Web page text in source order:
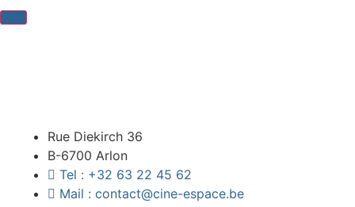
Rue Diekirch 36
B-6700 Arlon
Tel : +32 63 22 45 62
Mail : contact@cine-espace.be